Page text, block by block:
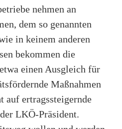
nehmen an
dem so genannten
in keinem anderen
bekommen die
einen Ausgleich für
Maßnahmen
auf ertragssteigernde
LKÖ-Präsident.